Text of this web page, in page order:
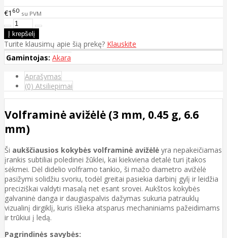
€1 60 su PVM
Turite klausimų apie šią prekę? Klauskite
Gamintojas: Akara
Aprašymas
(0) Atsiliepimai
Volframinė avižėlė (3 mm, 0.45 g, 6.6
mm)
Ši aukščiausios kokybės volframinė avižėlė yra nepakeičiamas
įrankis subtiliai poledinei žūklei, kai kiekviena detalė turi įtakos
sėkmei. Dėl didelio volframo tankio, ši mažo diametro avižėlė
pasižymi solidžiu svoriu, todėl greitai pasiekia darbinį gylį ir leidžia
preciziškai valdyti masalą net esant srovei. Aukštos kokybės
galvaninė danga ir daugiaspalvis dažymas sukuria patrauklų
vizualinį dirgiklį, kuris išlieka atsparus mechaniniams pažeidimams
ir trūkiui į ledą.
Pagrindinės savybės: